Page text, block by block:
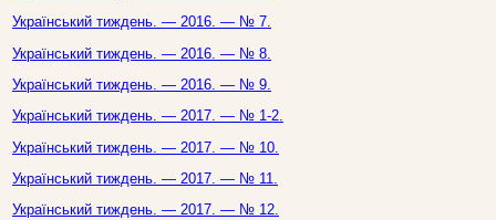
Український тиждень. — 2016. — № 7.
Український тиждень. — 2016. — № 8.
Український тиждень. — 2016. — № 9.
Український тиждень. — 2017. — № 1-2.
Український тиждень. — 2017. — № 10.
Український тиждень. — 2017. — № 11.
Український тиждень. — 2017. — № 12.